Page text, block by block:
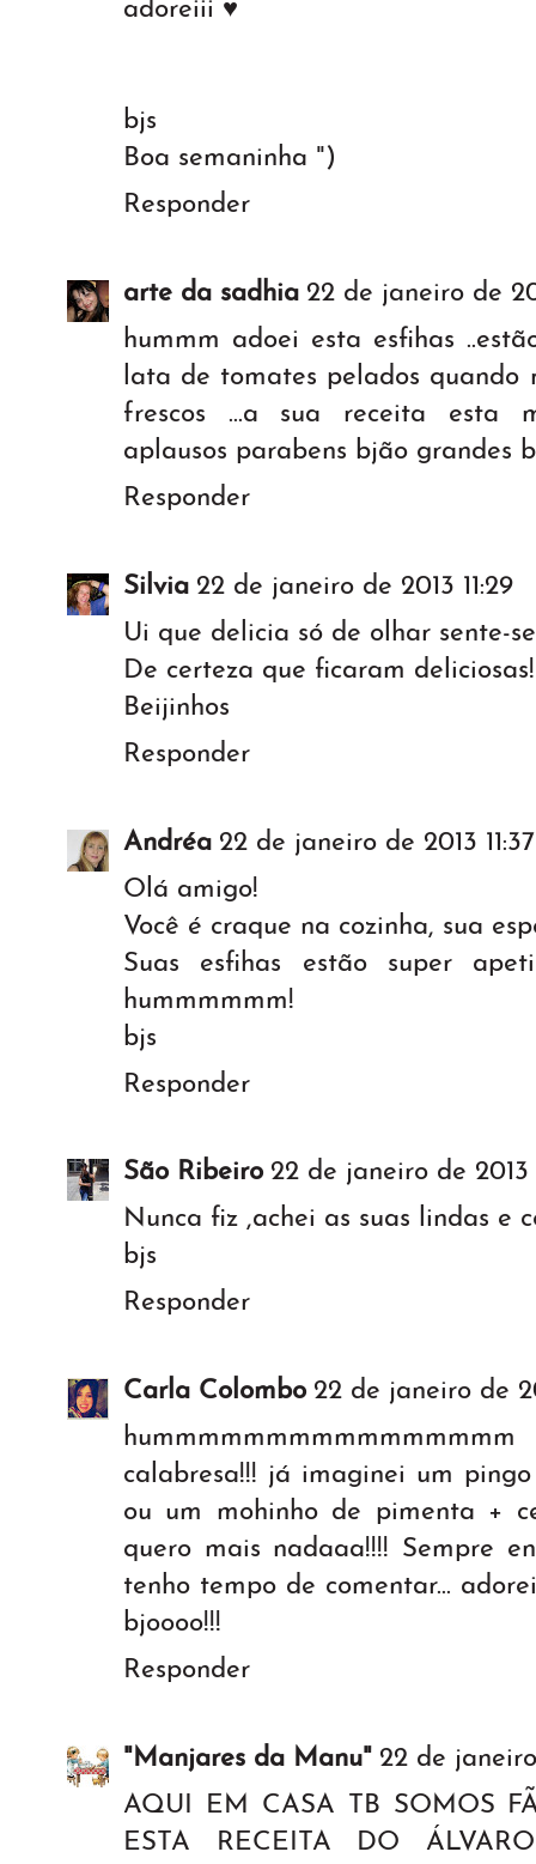
adoreiii ♥
bjs
Boa semaninha ")
Responder
arte da sadhia 22 de janeiro de
hummm adoei esta esfihas
lata de tomates pelados quando
frescos ...a sua receita esta
aplausos parabens bjão grandes
Responder
Silvia 22 de janeiro de 2013 11:29
Ui que delicia só de olhar sente-
De certeza que ficaram deliciosas!
Beijinhos
Responder
Andréa 22 de janeiro de 2013 11:37
Olá amigo!
Você é craque na cozinha, sua
Suas esfihas estão super
hummmmmm!
bjs
Responder
São Ribeiro 22 de janeiro de 2013
Nunca fiz ,achei as suas lindas e
bjs
Responder
Carla Colombo 22 de janeiro de
calabresa!!! já imaginei um
ou um mohinho de pimenta +
quero mais nadaaa!!!! Sempre
tenho tempo de comentar...
bjoooo!!!
Responder
"Manjares da Manu" 22 de
AQUI EM CASA TB SOMOS
ESTA RECEITA DO